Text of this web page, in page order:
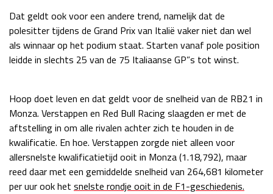
GP QATAR 2026 27 - 29 nov
Race
zo 17:00 - 19:00
Dat geldt ook voor een andere trend, namelijk dat de
polesitter tijdens de Grand Prix van Italië vaker niet dan wel
als winnaar op het podium staat. Starten vanaf pole position
leidde in slechts 25 van de 75 Italiaanse GP”s tot winst.
Hoop doet leven en dat geldt voor de snelheid van de RB21 in
Monza. Verstappen en Red Bull Racing slaagden er met de
aftstelling in om alle rivalen achter zich te houden in de
kwalificatie. En hoe. Verstappen zorgde niet alleen voor
allersnelste kwalificatietijd ooit in Monza (1.18,792), maar
reed daar met een gemiddelde snelheid van 264,681 kilometer
per uur ook het snelste rondje ooit in de F1-geschiedenis.